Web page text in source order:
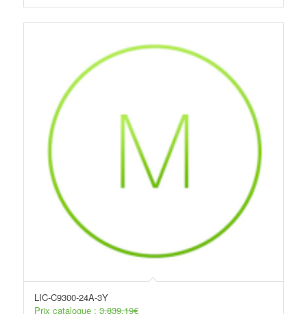
LIC-C9300-24A-3Y
Prix catalogue :3.839,19€